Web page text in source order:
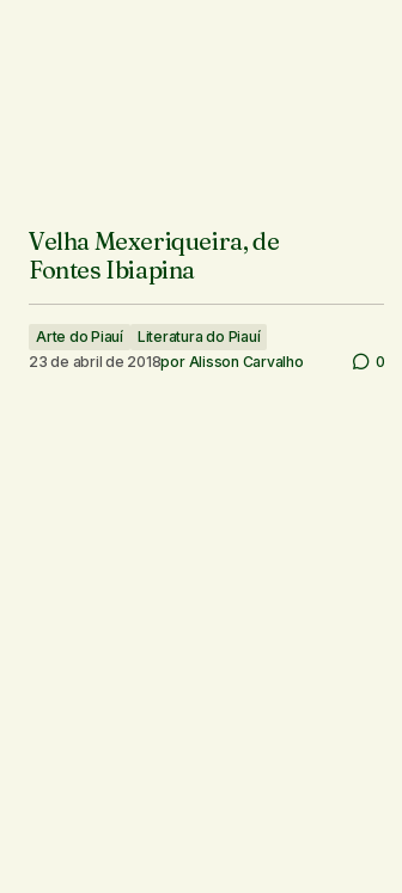
Velha Mexeriqueira, de
Fontes Ibiapina
Arte do Piauí
Literatura do Piauí
23 de abril de 2018por Alisson Carvalho 0